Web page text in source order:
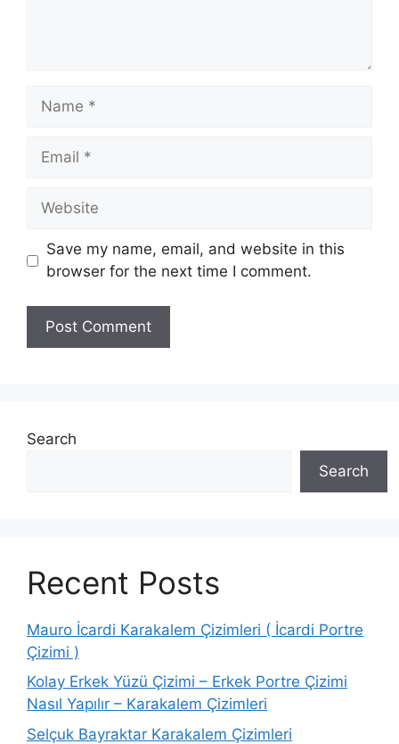
Name
Email
Website
Save my name, email, and website in this
browser for the next time I comment.
Search
Search
Recent Posts
Mauro İcardi Karakalem Çizimleri ( İcardi Portre
Çizimi )
Kolay Erkek Yüzü Çizimi – Erkek Portre Çizimi
Nasıl Yapılır – Karakalem Çizimleri
Selçuk Bayraktar Karakalem Çizimleri